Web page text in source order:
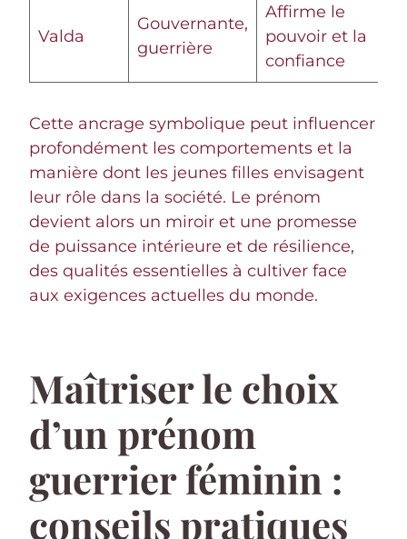
Valda
Gouvernante,
guerrière
Affirme le
pouvoir et la
confiance
Cette ancrage symbolique peut influencer
profondément les comportements et la
manière dont les jeunes filles envisagent
leur rôle dans la société. Le prénom
devient alors un miroir et une promesse
de puissance intérieure et de résilience,
des qualités essentielles à cultiver face
aux exigences actuelles du monde.
Maîtriser le choix
d’un prénom
guerrier féminin :
conseils pratiques